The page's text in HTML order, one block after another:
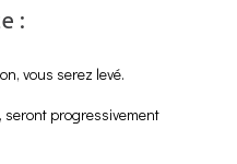
:
vous serez levé.
seront progressivement